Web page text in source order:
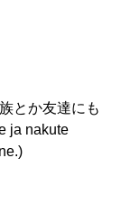
とか友達にも
ja nakute